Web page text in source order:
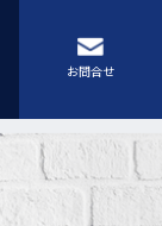
お問合せ